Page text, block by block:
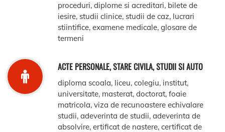
proceduri, diplome si acreditari, bilete de
iesire, studii clinice, studii de caz, lucrari
stiintifice, examene medicale, glosare de
termeni
ACTE PERSONALE, STARE CIVILA, STUDII SI AUTO
diploma scoala, liceu, colegiu, institut,
universitate, masterat, doctorat, foaie
matricola, viza de recunoastere echivalare
studii, adeverinta de studii, adeverinta de
absolvire, ertificat de nastere, certificat de